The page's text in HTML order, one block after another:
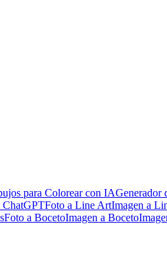
para Colorear con IAGenerador
ChatGPTFoto a Line ArtImagen a
Foto a BocetoImagen a Boceto